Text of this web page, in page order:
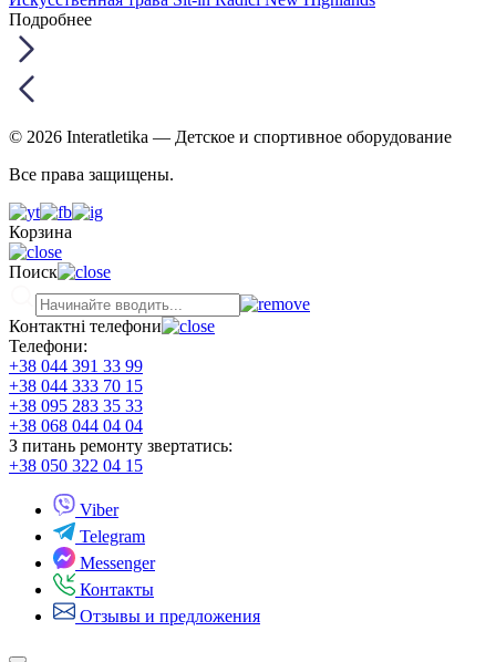
Подробнее
© 2026 Interatletika — Детское и спортивное оборудование
Все права защищены.
Корзина
Поиск
Контактні телефони
Телефони:
+38 044 391 33 99
+38 044 333 70 15
+38 095 283 35 33
+38 068 044 04 04
З питань ремонту звертатись:
+38 050 322 04 15
Viber
Telegram
Messenger
Контакты
Отзывы и предложения